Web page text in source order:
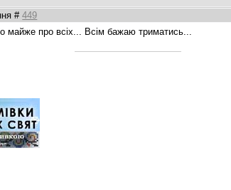
#449
майже про всіх... Всім бажаю триматись...